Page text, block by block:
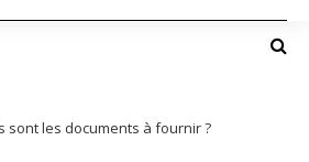
sont les documents à fournir ?